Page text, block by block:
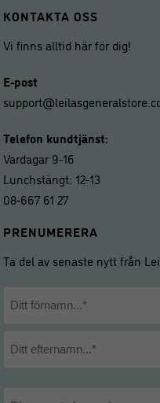
KONTAKTA OSS
Vi finns alltid här för dig!
E-post
Telefon kundtjänst:
Vardagar 9-16
Lunchstängt: 12-13
08-667 61 27
PRENUMERERA
Ta del av senaste nytt från